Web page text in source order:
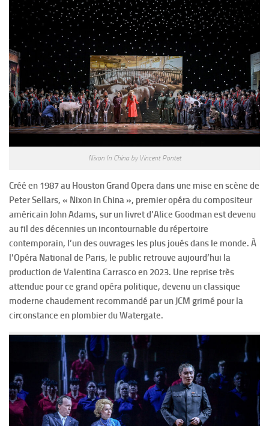
Nixon In China by Vincent Pontet
Créé en 1987 au Houston Grand Opera dans une mise en scène de
Peter Sellars, « Nixon in China », premier opéra du compositeur
américain John Adams, sur un livret d’Alice Goodman est devenu
au fil des décennies un incontournable du répertoire
contemporain, l’un des ouvrages les plus joués dans le monde. À
l’Opéra National de Paris, le public retrouve aujourd’hui la
production de Valentina Carrasco en 2023. Une reprise très
attendue pour ce grand opéra politique, devenu un classique
moderne chaudement recommandé par un JCM grimé pour la
circonstance en plombier du Watergate.